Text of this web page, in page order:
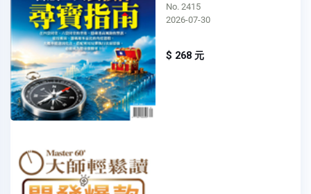
No. 2415
2026-07-30
$ 268 元